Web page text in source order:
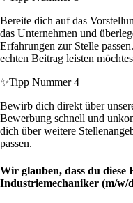
Bereite dich auf das
das Unternehmen und
Erfahrungen zur Stelle
echten Beitrag leisten
✨Tipp Nummer 4
Bewirb dich direkt über
Bewerbung schnell und
dich über weitere
passen.
Wir glauben, dass du diese
Industriemechaniker (m/w/